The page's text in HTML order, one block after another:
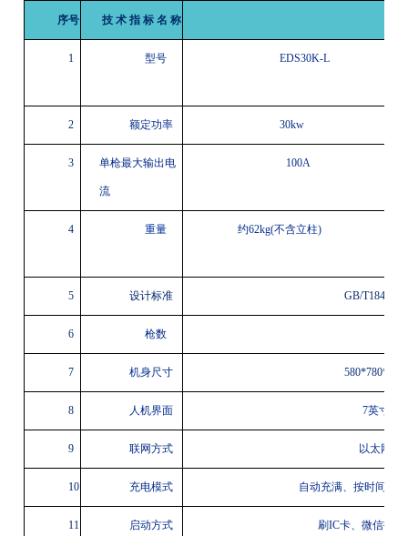
序号 技 术 指 标 名 称
1 型号 EDS30K-L
2 额定功率 30kw
3 单枪最大输出电
流
100A
4 重量 约62kg(不含立柱)
5 设计标准 GB/T18487、
6 枪数
7 机身尺寸 580*780*206
8 人机界面 7英寸触
9 联网方式 以太网、
10 充电模式 自动充满、按时间、
11 启动方式 刷IC卡、微信扫码